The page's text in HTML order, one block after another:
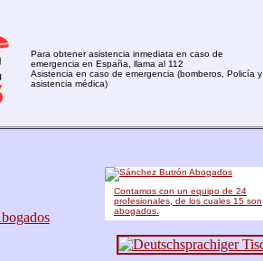
Para obtener asistencia inmediata en caso de
emergencia en España, llama al 112
Asistencia en caso de emergencia (bomberos, Policía y
asistencia médica)
Contamos con un equipo de 24
profesionales, de los cuales 15 son
abogados.